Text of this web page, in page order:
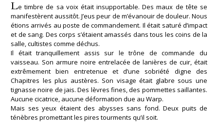
Le timbre de sa voix était insupportable. Des maux de tête se
manifestèrent aussitôt. J’eus peur de m’évanouir de douleur. Nous
étions arrivés au poste de commandement. Il était saturé d’impact
et de sang. Des corps s’étaient amassés dans tous les coins de la
salle, cultistes comme déchus.
Il était tranquillement assis sur le trône de commande du
vaisseau. Son armure noire entrelacée de lanières de cuir, était
extrêmement bien entretenue et d’une sobriété digne des
Chapitres les plus austères. Son visage était glabre sous une
tignasse noire de jais. Des lèvres fines, des pommettes saillantes.
Aucune cicatrice, aucune déformation due au Warp.
Mais ses yeux étaient des abysses sans fond. Deux puits de
ténèbres promettant les pires tourments qu’il soit.